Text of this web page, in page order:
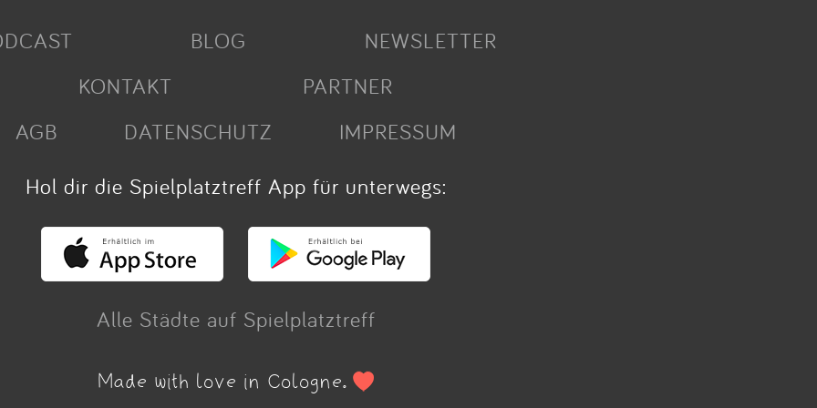
BLOG
NEWSLETTER
KONTAKT
PARTNER
AGB
DATENSCHUTZ
IMPRESSUM
Hol dir die Spielplatztreff App für unterwegs:
Alle Städte auf Spielplatztreff
Made with love in Cologne.